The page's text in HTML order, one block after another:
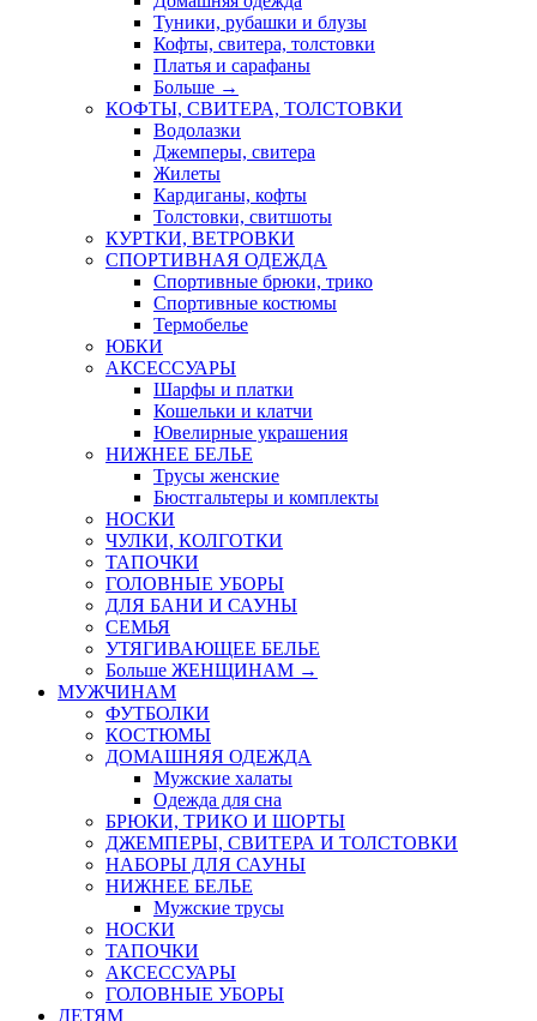
Туники, рубашки и блузы
Кофты, свитера, толстовки
Платья и сарафаны
Больше →
КОФТЫ, СВИТЕРА, ТОЛСТОВКИ
Водолазки
Джемперы, свитера
Жилеты
Кардиганы, кофты
Толстовки, свитшоты
КУРТКИ, ВЕТРОВКИ
СПОРТИВНАЯ ОДЕЖДА
Спортивные брюки, трико
Спортивные костюмы
Термобелье
ЮБКИ
AКСЕССУАРЫ
Шарфы и платки
Кошельки и клатчи
Ювелирные украшения
НИЖНЕЕ БЕЛЬЕ
Трусы женские
Бюстгальтеры и комплекты
НОСКИ
ЧУЛКИ, КОЛГОТКИ
ТАПОЧКИ
ГОЛОВНЫЕ УБОРЫ
ДЛЯ БАНИ И САУНЫ
СЕМЬЯ
УТЯГИВАЮЩЕЕ БЕЛЬЕ
Больше ЖЕНЩИНАМ →
МУЖЧИНАМ
ФУТБОЛКИ
КОСТЮМЫ
ДОМАШНЯЯ ОДЕЖДА
Мужские халаты
Одежда для сна
БРЮКИ, ТРИКО И ШОРТЫ
ДЖЕМПЕРЫ, СВИТЕРА И ТОЛСТОВКИ
НАБОРЫ ДЛЯ САУНЫ
НИЖНЕЕ БЕЛЬЕ
Мужские трусы
НОСКИ
ТАПОЧКИ
АКСЕССУАРЫ
ГОЛОВНЫЕ УБОРЫ
ДЕТЯМ